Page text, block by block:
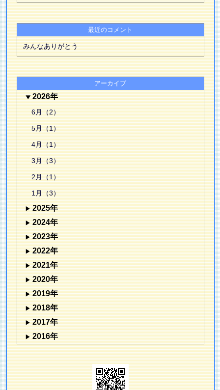
最近のコメント
みんなありがとう
アーカイブ
2026年
6月（2）
5月（1）
4月（1）
3月（3）
2月（1）
1月（3）
2025年
2024年
2023年
2022年
2021年
2020年
2019年
2018年
2017年
2016年